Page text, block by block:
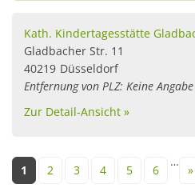
Kath. Kindertagesstätte
Gladbacher Str. 11
40219 Düsseldorf
Entfernung von PLZ: Keine Angabe
Zur Detail-Ansicht »
Seiten
1 2 3 4 5 6
…
»